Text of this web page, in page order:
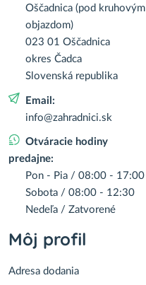
Oščadnica (pod kruhovým
objazdom)
023 01 Oščadnica
okres Čadca
Slovenská republika
Email:
info@zahradnici.sk
Otváracie hodiny
predajne:
Pon - Pia / 08:00 - 17:00
Sobota / 08:00 - 12:30
Nedeľa / Zatvorené
Môj profil
Adresa dodania